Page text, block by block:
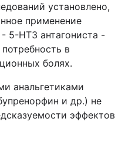
установлено,
применение
5-HT3 антагониста -
в
болях.
анальгетиками
и др.) не
эффектов